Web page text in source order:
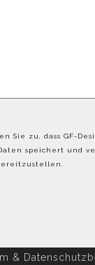
Sie zu, dass GF-
speichert und
&